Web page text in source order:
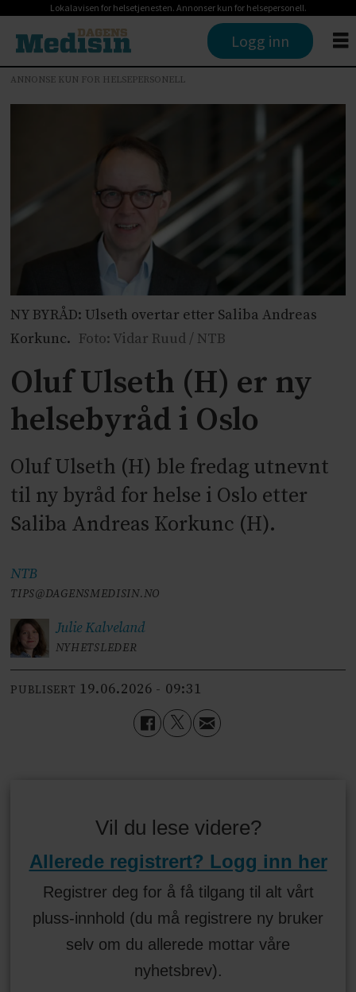
Lokalavisen for helsetjenesten. Annonser kun for helsepersonell.
Logg inn
ANNONSE KUN FOR HELSEPERSONELL
NY BYRÅD: Ulseth overtar etter Saliba Andreas
Korkunc. Foto: Vidar Ruud / NTB
Oluf Ulseth (H) er ny
helsebyråd i Oslo
Oluf Ulseth (H) ble fredag utnevnt
til ny byråd for helse i Oslo etter
Saliba Andreas Korkunc (H).
NTB
TIPS@DAGENSMEDISIN.NO
JulieKalveland
NYHETSLEDER
PUBLISERT 19.06.2026 - 09:31
Vil du lese videre?
Allerede registrert? Logg inn her
Registrer deg for å få tilgang til alt vårt
pluss-innhold (du må registrere ny bruker
selv om du allerede mottar våre
nyhetsbrev).